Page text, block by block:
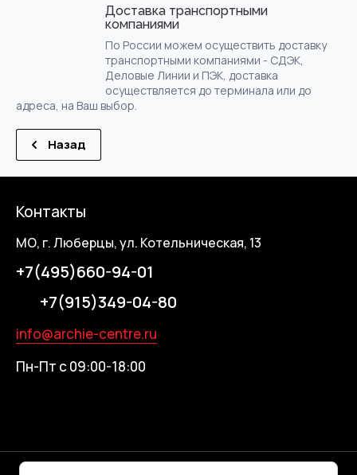
Доставка транспортными
компаниями
По России можем осуществить доставку
транспортными компаниями - СДЭК,
Деловые Линии и ПЭК, доставка
осуществляется до терминала или до
адреса, на Ваш выбор.
Назад
Контакты
МО, г. Люберцы, ул. Котельническая, 13
+7(495)660-94-01
+7(915)349-04-80
info@archie-centre.ru
Пн-Пт с 09:00-18:00